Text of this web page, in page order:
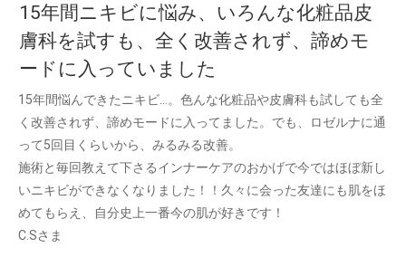
15年間ニキビに悩み、いろんな化粧品皮
膚科を試すも、全く改善されず、諦めモ
ードに入っていました
15年間悩んできたニキビ…。色んな化粧品や皮膚科も試しても全
く改善されず、諦めモードに入ってました。でも、ロゼルナに通
って5回目くらいから、みるみる改善。
施術と毎回教えて下さるインナーケアのおかげで今ではほぼ新し
いニキビができなくなりました！！久々に会った友達にも肌をほ
めてもらえ、自分史上一番今の肌が好きです！
C.Sさま